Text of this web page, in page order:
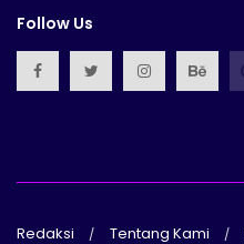
Follow Us
Redaksi Tentang Kami